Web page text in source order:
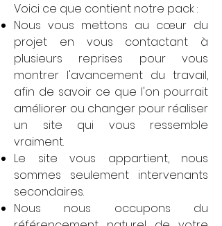
Voici ce que contient notre pack :
Nous vous mettons au cœur du
projet en vous contactant à
plusieurs reprises pour vous
montrer l'avancement du travail,
afin de savoir ce que l'on pourrait
améliorer ou changer pour réaliser
un site qui vous ressemble
vraiment.
Le site vous appartient, nous
sommes seulement intervenants
secondaires.
Nous nous occupons du